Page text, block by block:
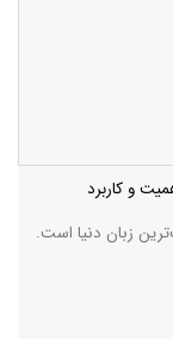
و کاربرد
زبان دنیا است.